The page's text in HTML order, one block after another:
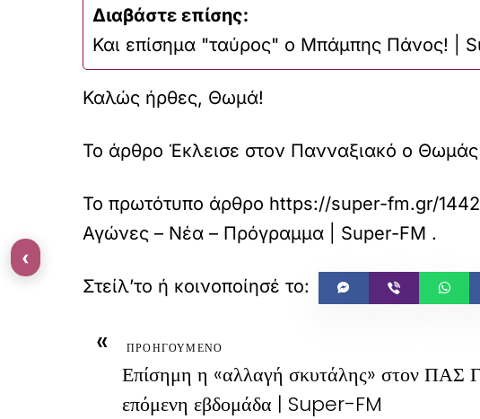
Διαβάστε επίσης:
Και επίσημα "ταύρος" ο Μπάμπης Πάνος! |
Καλώς ήρθες, Θωμά!
Το άρθρο Έκλεισε στον Πανναξιακό ο
Το πρωτότυπο άρθρο https://super-fm.gr/
Αγώνες – Νέα – Πρόγραμμα | Super-FM .
« ΠΡΟΗΓΟΥΜΕΝΟ
Επίσημη η «αλλαγή σκυτάλης» στον ΠΑΣ
επόμενη εβδομάδα | Super-FM
‹